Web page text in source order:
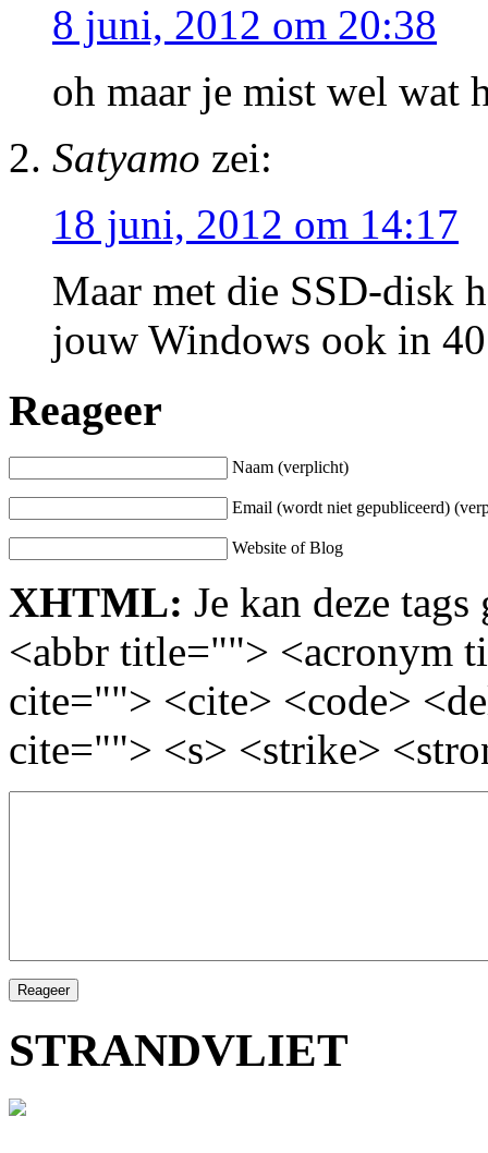
8 juni, 2012 om 20:38
oh maar je mist wel wat
Satyamo zei:
18 juni, 2012 om 14:17
Maar met die SSD-disk
jouw Windows ook in 40
Reageer
Naam (verplicht)
Email (wordt niet gepubliceerd)
Website of Blog
XHTML: Je kan deze
<abbr title=""> <acronym
cite=""> <cite> <code>
cite=""> <s> <strike>
STRANDVLIET